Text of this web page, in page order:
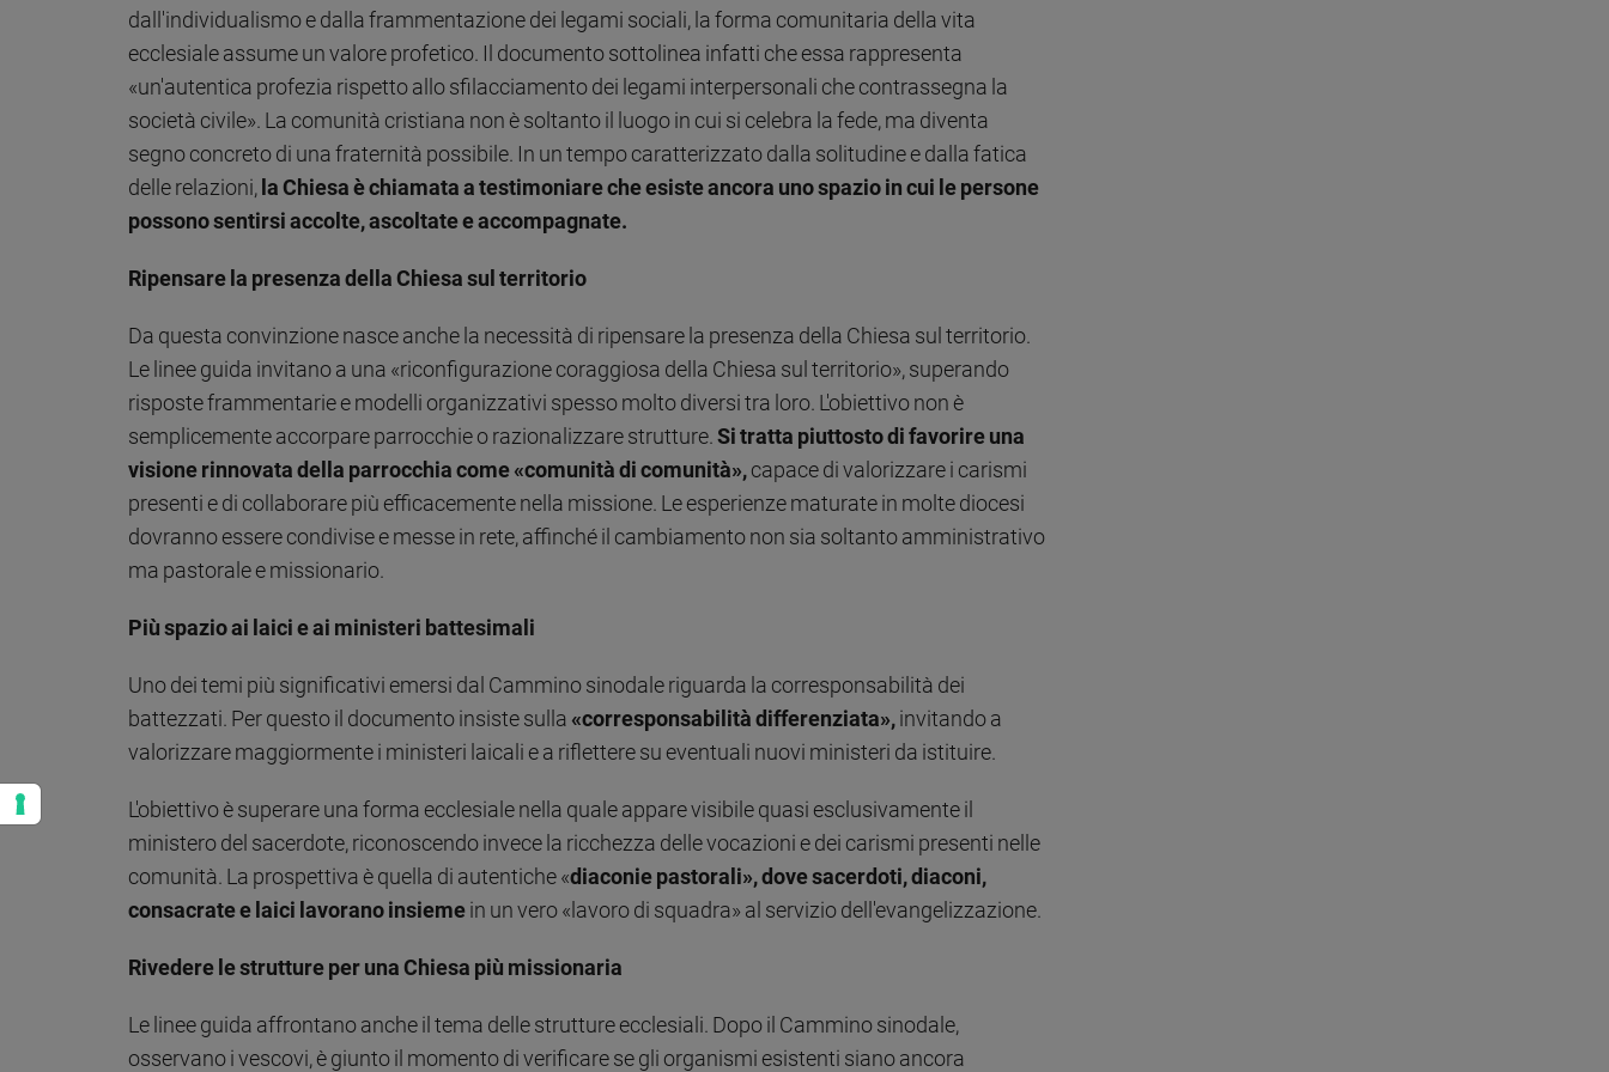
dall'individualismo e dalla frammentazione dei legami sociali, la forma comunitaria della vita
ecclesiale assume un valore profetico. Il documento sottolinea infatti che essa rappresenta
«un'autentica profezia rispetto allo sfilacciamento dei legami interpersonali che contrassegna la
società civile». La comunità cristiana non è soltanto il luogo in cui si celebra la fede, ma diventa
segno concreto di una fraternità possibile. In un tempo caratterizzato dalla solitudine e dalla fatica
delle relazioni, la Chiesa è chiamata a testimoniare che esiste ancora uno spazio in cui le persone
possono sentirsi accolte, ascoltate e accompagnate.
Ripensare la presenza della Chiesa sul territorio
Da questa convinzione nasce anche la necessità di ripensare la presenza della Chiesa sul territorio.
Le linee guida invitano a una «riconfigurazione coraggiosa della Chiesa sul territorio», superando
risposte frammentarie e modelli organizzativi spesso molto diversi tra loro. L'obiettivo non è
semplicemente accorpare parrocchie o razionalizzare strutture.Si tratta piuttosto di favorire una
visione rinnovata della parrocchia come «comunità di comunità»,capace di valorizzare i carismi
presenti e di collaborare più efficacemente nella missione. Le esperienze maturate in molte diocesi
dovranno essere condivise e messe in rete, affinché il cambiamento non sia soltanto amministrativo
ma pastorale e missionario.
Più spazio ai laici e ai ministeri battesimali
Uno dei temi più significativi emersi dal Cammino sinodale riguarda la corresponsabilità dei
battezzati. Per questo il documento insiste sulla «corresponsabilità differenziata»,invitando a
valorizzare maggiormente i ministeri laicali e a riflettere su eventuali nuovi ministeri da istituire.
L'obiettivo è superare una forma ecclesiale nella quale appare visibile quasi esclusivamente il
ministero del sacerdote, riconoscendo invece la ricchezza delle vocazioni e dei carismi presenti nelle
comunità. La prospettiva è quella di autentiche «diaconie pastorali», dove sacerdoti, diaconi,
consacrate e laici lavorano insiemein un vero «lavoro di squadra» al servizio dell'evangelizzazione.
Rivedere le strutture per una Chiesa più missionaria
Le linee guida affrontano anche il tema delle strutture ecclesiali. Dopo il Cammino sinodale,
osservano i vescovi, è giunto il momento di verificare se gli organismi esistenti siano ancora